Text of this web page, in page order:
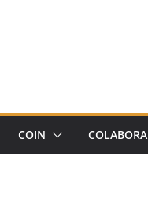
COIN COLABORA